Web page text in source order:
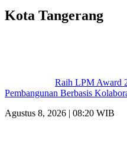
Kota Tangerang
Raih LPM Award
Pembangunan Berbasis
Agustus 8, 2026 | 08:20 WIB